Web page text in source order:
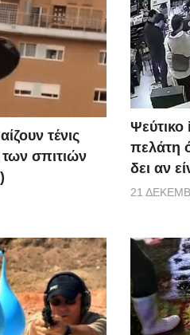
τένις
σπιτιών
Ψεύτικο
πελάτη
δει αν
21